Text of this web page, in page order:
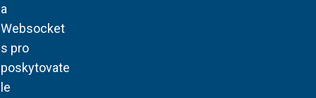
a
Websocket
s pro
poskytovate
le